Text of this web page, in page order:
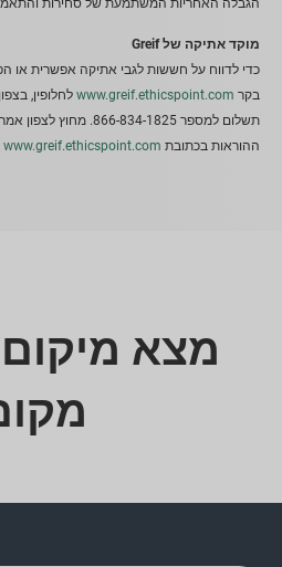
הגבלה האחריות המשתמעת של סחירות
מוקד אתיקה של Greif
כדי לדווח על חששות לגבי אתיקה אפשרית או
בקר www.greif.ethicspoint.com לחלופין,
תשלום למספר 866-834-
ההוראות בכתובת www.greif.ethicspoint.com
מצא